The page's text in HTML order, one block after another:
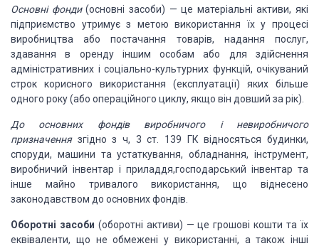
Основні фонди(основні засоби) — це матеріальні активи, які
підприємство утримує з метою використання їх у процесі
виробництва або постачання товарів, надання послуг,
здавання в оренду іншим особам або для здійснення
адміністративних і соціально-культурних функцій, очікуваний
строк корисного використання (експлуатації) яких більше
одного року(або операційного циклу, якщо він довший за рік).
До основних фондів виробничого і невиробничого
призначеннязгідно з ч, 3 ст. 139 ГК відносяться будинки,
споруди, машини та устаткування, обладнання, інструмент,
виробничий інвентар і приладдя,господарський інвентар та
інше майно тривалого використання, що віднесено
законодавством до основних фондів.
Оборотні засоби (оборотні активи) — це грошові кошти та їх
еквіваленти, що не обмежені у використанні, а також інші